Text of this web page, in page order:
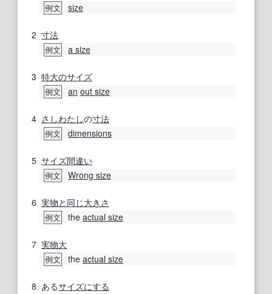
例文 size
2 寸法
例文 a size
3 特大のサイズ
例文 an out size
4 さしわたしの寸法
例文 dimensions
5 サイズ間違い
例文 Wrong size
6 実物と同じ大きさ
例文 the actual size
7 実物大
例文 the actual size
8 あるサイズにする